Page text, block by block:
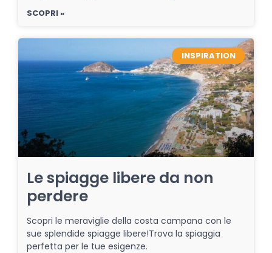
SCOPRI »
INSPIRATION
Le spiagge libere da non
perdere
Scopri le meraviglie della costa campana con le
sue splendide spiagge libere!Trova la spiaggia
perfetta per le tue esigenze.